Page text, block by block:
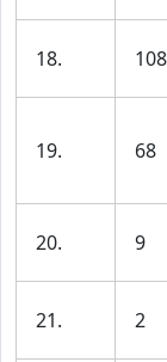
18. 108
19. 68
20. 9
21. 2